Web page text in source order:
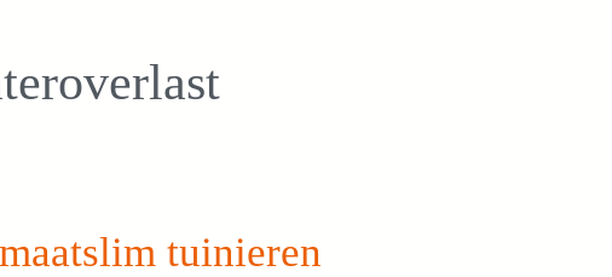
Kruiden
tuinieren